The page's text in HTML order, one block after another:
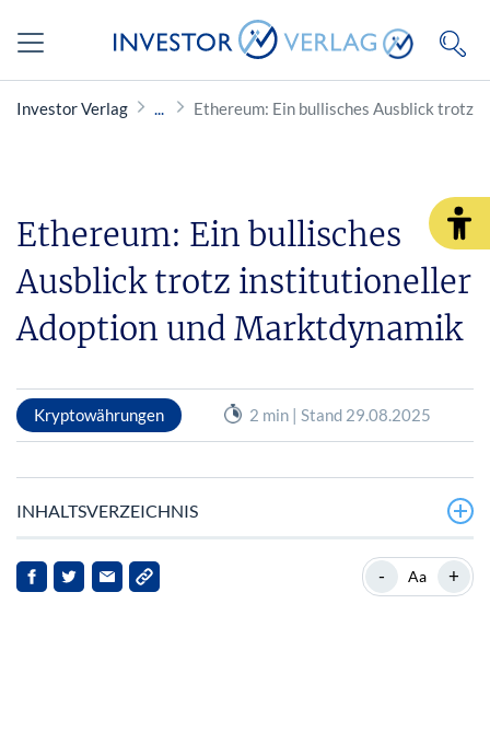
Investor Verlag Ethereum: Ein bullisches Ausblick trotz
Ethereum: Ein bullisches
Ausblick trotz institutioneller
Adoption und Marktdynamik
Kryptowährungen 2 min | Stand 29.08.2025
INHALTSVERZEICHNIS
Ethereum’s bullische Trajektorie trotz jüngster
Preisbewegungen
- Aa +